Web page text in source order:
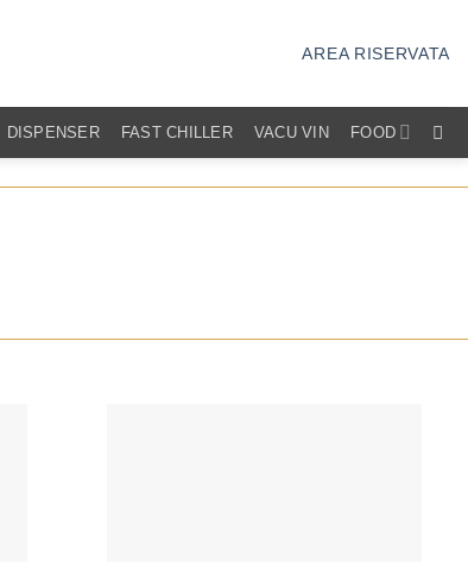
AREA RISERVATA
DISPENSER FAST CHILLER VACU VIN FOOD